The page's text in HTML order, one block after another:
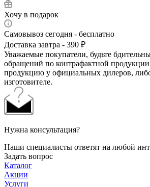
Хочу в подарок
Самовывоз сегодня - бесплатно
Доставка завтра - 390 ₽
Уважаемые покупатели, будьте
обращений по контрафактной
продукцию у официальных дилеров,
изготовителе.
Нужна консультация?
Наши специалисты ответят на любой
Задать вопрос
Каталог
Акции
Услуги